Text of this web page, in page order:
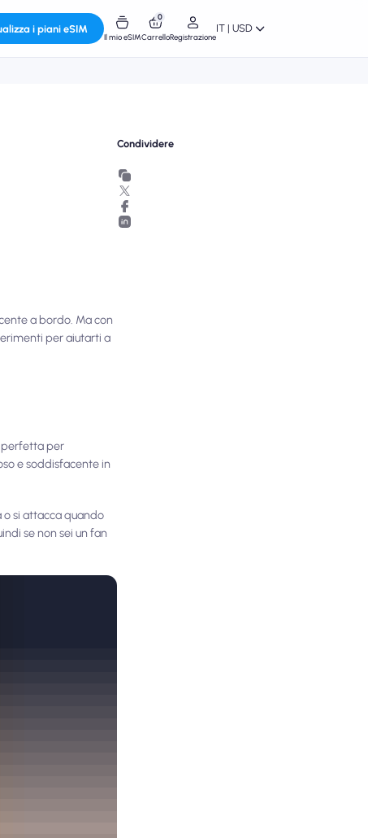
i piani eSIM
Il mio eSIM
0
CarrelloRegistrazione
IT | USD
a bordo. Ma con
per aiutarti a
perfetta per
e soddisfacente in
o si attacca quando
se non sei un fan
Condividere